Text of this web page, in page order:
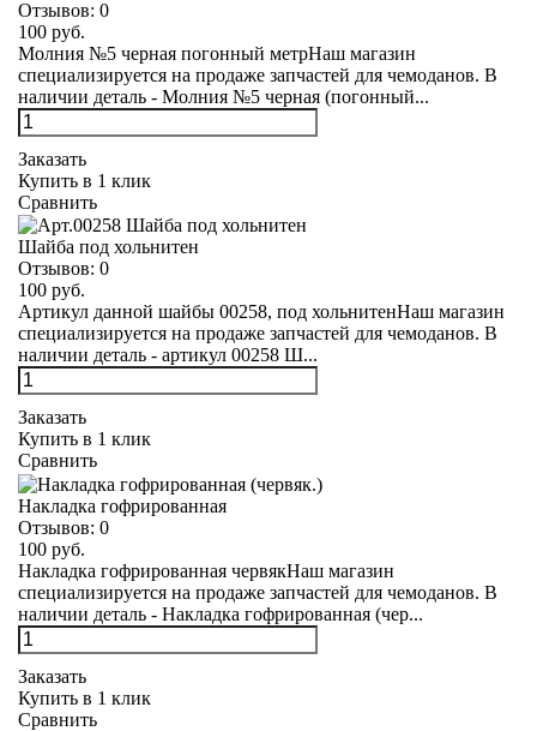
Отзывов: 0
100 руб.
Молния №5 черная погонный метрНаш магазин
специализируется на продаже запчастей для чемоданов. В
наличии деталь - Молния №5 черная (погонный...
Заказать
Купить в 1 клик
Сравнить
Шайба под хольнитен
Отзывов: 0
100 руб.
Артикул данной шайбы 00258, под хольнитенНаш магазин
специализируется на продаже запчастей для чемоданов. В
наличии деталь - артикул 00258 Ш...
Заказать
Купить в 1 клик
Сравнить
Накладка гофрированная
Отзывов: 0
100 руб.
Накладка гофрированная червякНаш магазин
специализируется на продаже запчастей для чемоданов. В
наличии деталь - Накладка гофрированная (чер...
Заказать
Купить в 1 клик
Сравнить